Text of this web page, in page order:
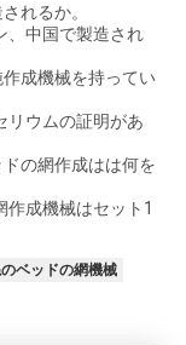
れるか。
、中国で製造され
成機械を持ってい
リウムの証明があ
の網作成はは何を
作成機械はセット1
ベッドの網機械